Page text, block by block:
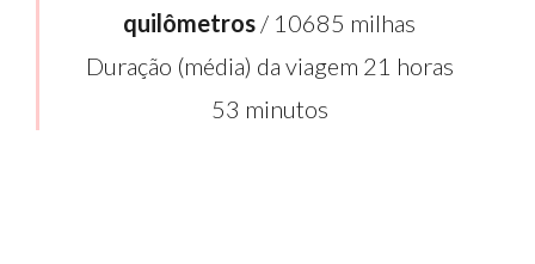
quilômetros / 10685 milhas
Duração (média) da viagem 21 horas
53 minutos